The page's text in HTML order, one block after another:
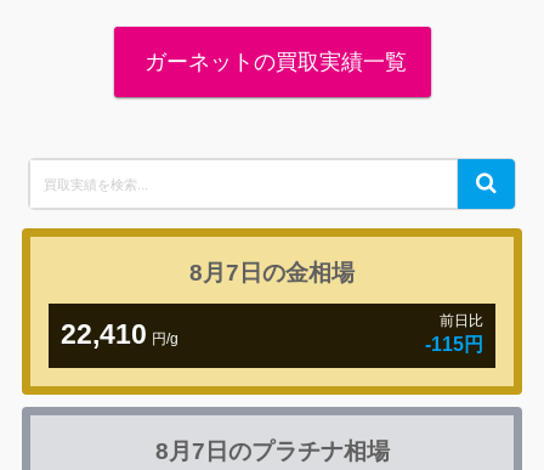
ガーネットの買取実績一覧
for:
Search
8月7日の金相場
22,410 円/g
前日比
-115円
8月7日のプラチナ相場